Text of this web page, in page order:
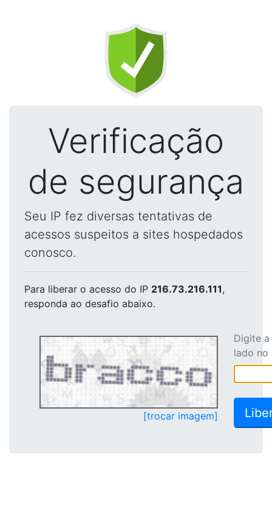
Verificação
de segurança
Seu IP fez diversas tentativas de
acessos suspeitos a sites hospedados
conosco.
Para liberar o acesso do IP 216.73.216.111,
responda ao desafio abaixo.
[trocar imagem]
Digite
lado no